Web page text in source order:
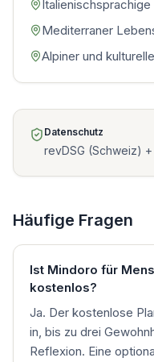
Mediterraner
Alpiner und
Datenschutz
revDSG (Schweiz)
Häufige Fragen
Ist Mindoro für
kostenlos?
Ja. Der kostenlose
in, bis zu drei
Reflexion. Eine